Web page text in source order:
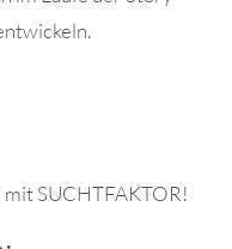
SUCHTFAKTOR!